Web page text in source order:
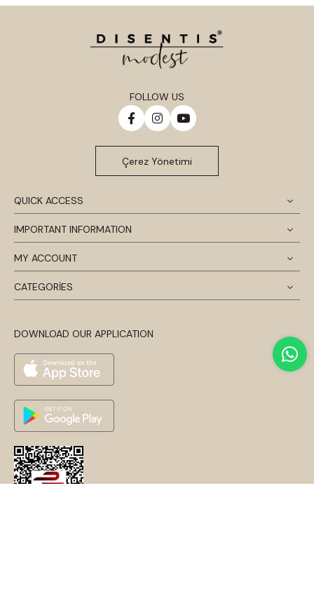
QUICK ACCESS
IMPORTANT INFORMATION
MY ACCOUNT
CATEGORİES
DOWNLOAD OUR APPLICATION
FOLLOW US
Çerez Yönetimi